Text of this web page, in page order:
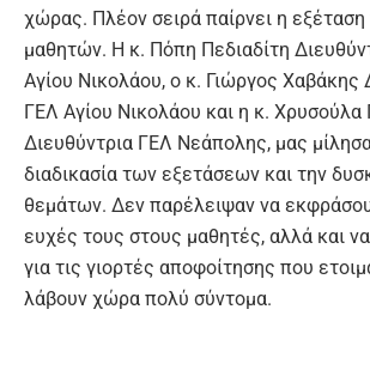
χώρας. Πλέον σειρά παίρνει η
μαθητών. Η κ. Πόπη Πεδιαδίτη
Αγίου Νικολάου, ο κ. Γιώργος Χαβάκης
ΓΕΛ Αγίου Νικολάου και η κ. Χρυσούλα
Διευθύντρια ΓΕΛ Νεάπολης, μας
διαδικασία των εξετάσεων και την
θεμάτων. Δεν παρέλειψαν να
ευχές τους στους μαθητές, αλλά και
για τις γιορτές αποφοίτησης που
λάβουν χώρα πολύ σύντομα.